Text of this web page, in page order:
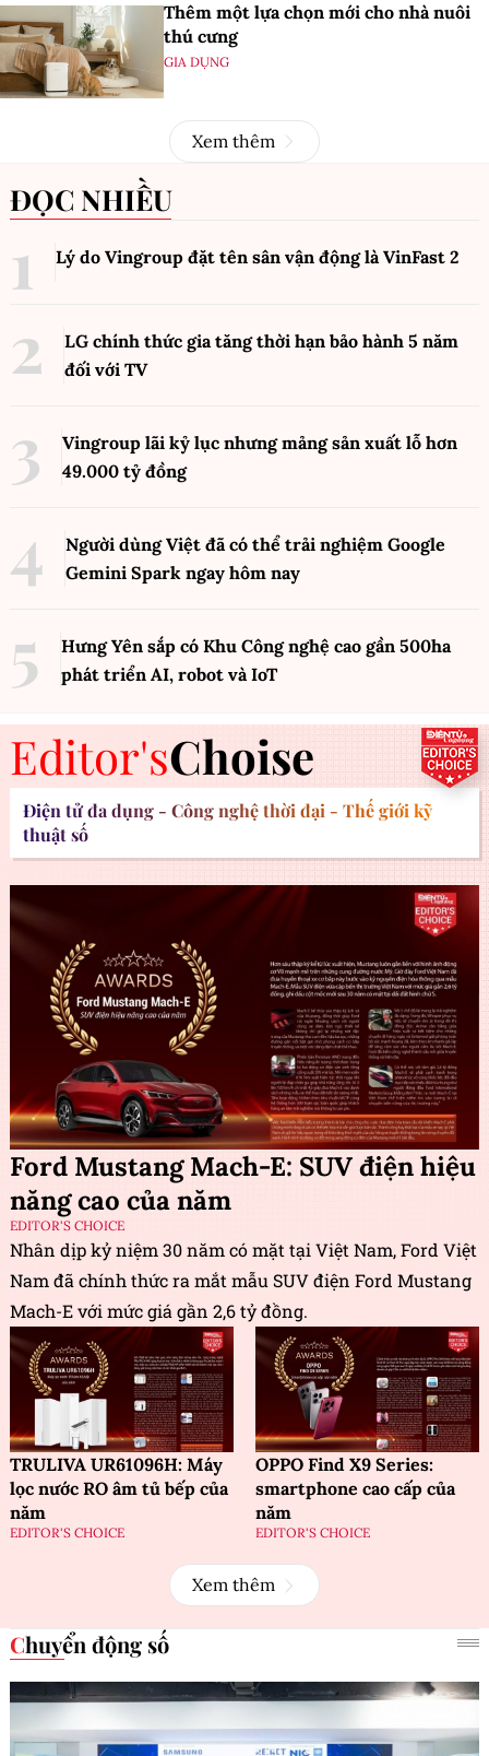
Thêm một lựa chọn mới cho nhà nuôi
thú cưng
GIA DỤNG
Xem thêm
ĐỌC NHIỀU
Lý do Vingroup đặt tên sân vận động là VinFast 2
LG chính thức gia tăng thời hạn bảo hành 5 năm
đối với TV
Vingroup lãi kỷ lục nhưng mảng sản xuất lỗ hơn
49.000 tỷ đồng
Người dùng Việt đã có thể trải nghiệm Google
Gemini Spark ngay hôm nay
Hưng Yên sắp có Khu Công nghệ cao gần 500ha
phát triển AI, robot và IoT
Editor'sChoise
Điện tử đa dụng - Công nghệ thời đại - Thế giới kỹ
thuật số
Ford Mustang Mach-E: SUV điện hiệu
năng cao của năm
EDITOR'S CHOICE
Nhân dịp kỷ niệm 30 năm có mặt tại Việt Nam, Ford Việt
Nam đã chính thức ra mắt mẫu SUV điện Ford Mustang
Mach-E với mức giá gần 2,6 tỷ đồng.
TRULIVA UR61096H: Máy
lọc nước RO âm tủ bếp của
năm
EDITOR'S CHOICE
OPPO Find X9 Series:
smartphone cao cấp của
năm
EDITOR'S CHOICE
Xem thêm
Chuyển động số